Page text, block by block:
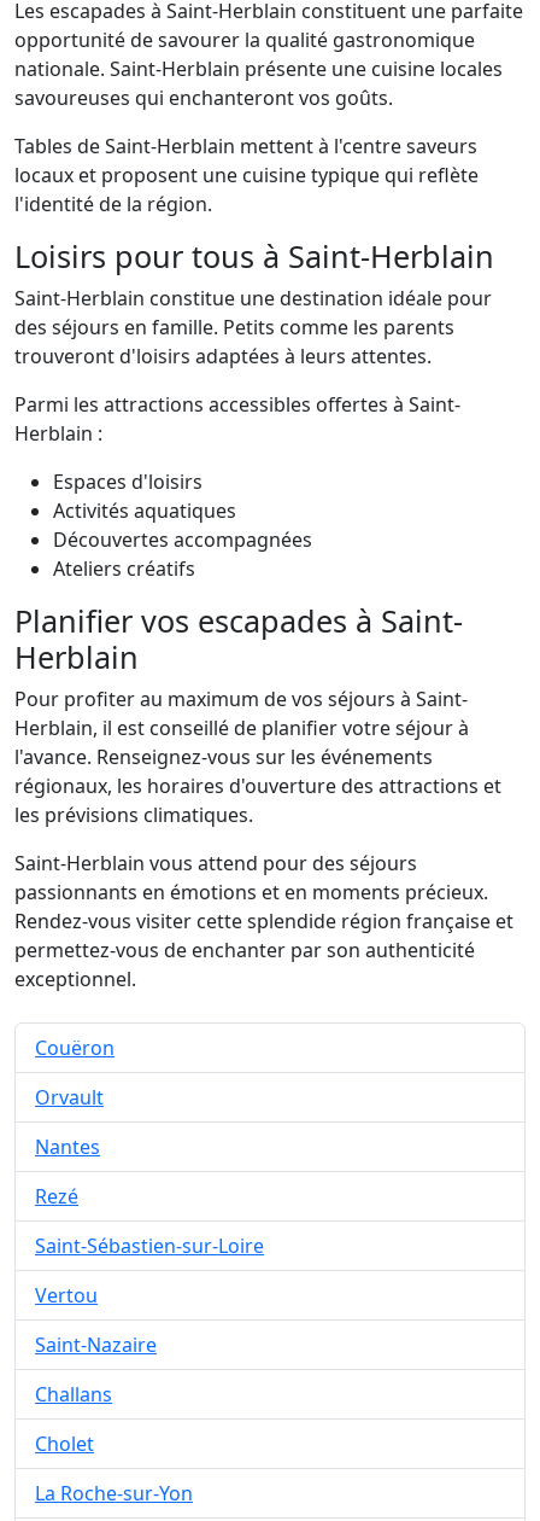
Les escapades à Saint-Herblain constituent une parfaite
opportunité de savourer la qualité gastronomique
nationale. Saint-Herblain présente une cuisine locales
savoureuses qui enchanteront vos goûts.
Tables de Saint-Herblain mettent à l'centre saveurs
locaux et proposent une cuisine typique qui reflète
l'identité de la région.
Loisirs pour tous à Saint-Herblain
Saint-Herblain constitue une destination idéale pour
des séjours en famille. Petits comme les parents
trouveront d'loisirs adaptées à leurs attentes.
Parmi les attractions accessibles offertes à Saint-
Herblain :
Espaces d'loisirs
Activités aquatiques
Découvertes accompagnées
Ateliers créatifs
Planifier vos escapades à Saint-
Herblain
Pour profiter au maximum de vos séjours à Saint-
Herblain, il est conseillé de planifier votre séjour à
l'avance. Renseignez-vous sur les événements
régionaux, les horaires d'ouverture des attractions et
les prévisions climatiques.
Saint-Herblain vous attend pour des séjours
passionnants en émotions et en moments précieux.
Rendez-vous visiter cette splendide région française et
permettez-vous de enchanter par son authenticité
exceptionnel.
Couëron
Orvault
Nantes
Rezé
Saint-Sébastien-sur-Loire
Vertou
Saint-Nazaire
Challans
Cholet
La Roche-sur-Yon